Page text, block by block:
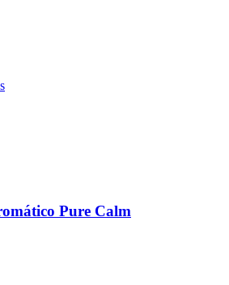
Pure Calm